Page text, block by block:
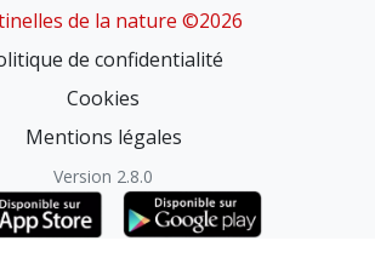
de la nature ©2026
de confidentialité
Cookies
Mentions légales
Version 2.8.0